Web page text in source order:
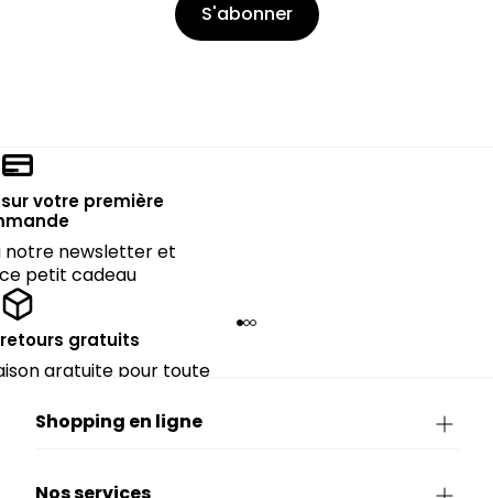
S'abonner
votre première
notre newsletter et
petit cadeau
gratuits
gratuite pour toute
Shopping en ligne